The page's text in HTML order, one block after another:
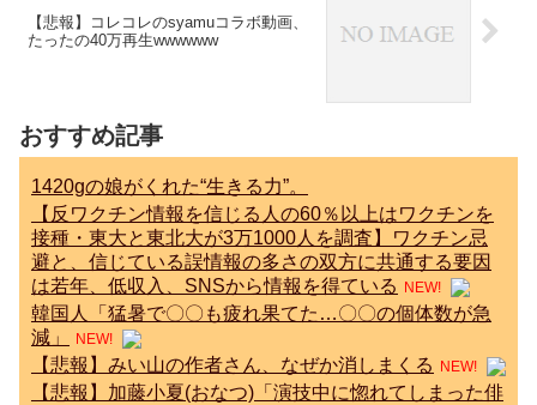
【悲報】コレコレのsyamuコラボ動画、
たったの40万再生wwwwww
おすすめ記事
1420gの娘がくれた“生きる力”。
【反ワクチン情報を信じる人の60％以上はワクチンを
接種・東大と東北大が3万1000人を調査】ワクチン忌
避と、信じている誤情報の多さの双方に共通する要因
は若年、低収入、SNSから情報を得ている
NEW!
韓国人「猛暑で〇〇も疲れ果てた…〇〇の個体数が急
減」
NEW!
【悲報】みい山の作者さん、なぜか消しまくる NEW!
【悲報】加藤小夏(おなつ)「演技中に惚れてしまった俳